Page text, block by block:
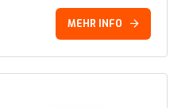
MEHR INFO